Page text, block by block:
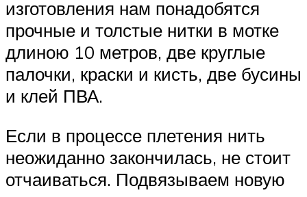
изготовления нам понадобятся
прочные и толстые нитки в мотке
длиною 10 метров, две круглые
палочки, краски и кисть, две бусины
и клей ПВА.
Если в процессе плетения нить
неожиданно закончилась, не стоит
отчаиваться. Подвязываем новую